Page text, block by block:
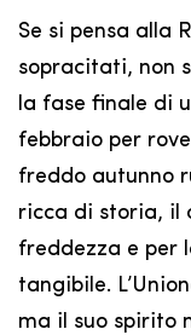
Se si pensa alla
sopracitati, non
la fase finale di
febbraio per
freddo autunno
ricca di storia, il
freddezza e per
tangibile.
ma il suo spirito